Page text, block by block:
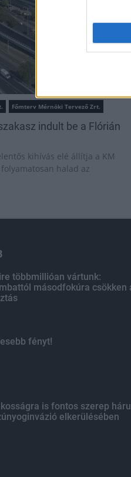
Főmterv Mérnöki Tervező Zrt.
indult be a Flórián
kihívás elé állítja a KM
halad az
többmillióan vártunk:
másodfokúra csökken
fényt!
is fontos szerep
elkerülésében